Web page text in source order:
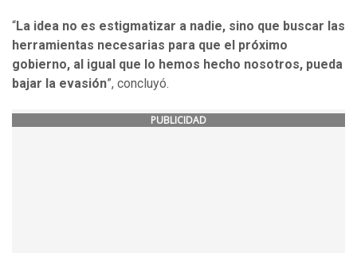
“La idea no es estigmatizar a nadie, sino que buscar las
herramientas necesarias para que el próximo
gobierno, al igual que lo hemos hecho nosotros, pueda
bajar la evasión”, concluyó.
PUBLICIDAD